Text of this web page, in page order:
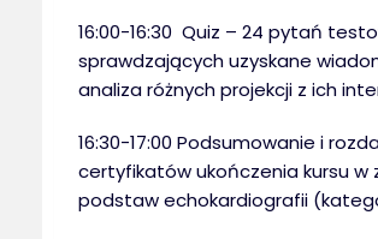
16:00-16:30 Quiz – 24 pytań
sprawdzających uzyskane
analiza różnych projekcji z ich
16:30-17:00 Podsumowanie i
certyfikatów ukończenia kursu w
podstaw echokardiografii